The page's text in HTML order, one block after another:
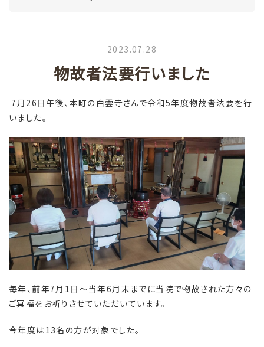
2023.07.28
物故者法要行いました
7月26日午後、本町の白雲寺さんで令和5年度物故者法要を行
いました。
毎年、前年7月1日～当年6月末までに当院で物故された方々の
ご冥福をお祈りさせていただいています。
今年度は13名の方が対象でした。